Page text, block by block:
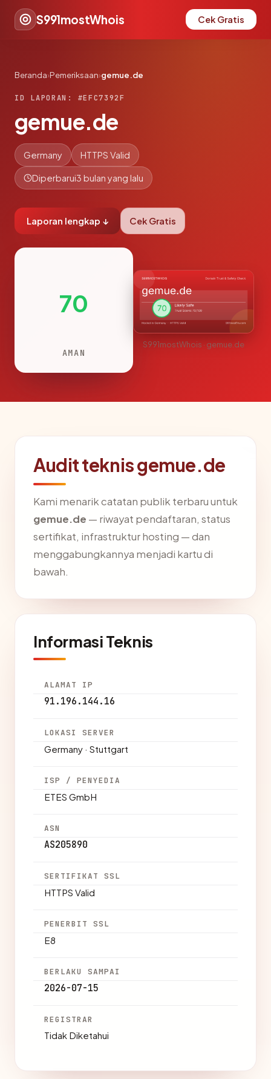
S991mostWhois Cek Gratis
Beranda›Pemeriksaan›gemue.de
ID LAPORAN: #EFC7392F
gemue.de
Germany HTTPS Valid
Diperbarui3 bulan yang lalu
Laporan lengkap ↓ Cek Gratis
70
AMAN
S991mostWhois · gemue.de
Audit teknis gemue.de
Kami menarik catatan publik terbaru untuk
gemue.de — riwayat pendaftaran, status
sertifikat, infrastruktur hosting — dan
menggabungkannya menjadi kartu di
bawah.
Informasi Teknis
ALAMAT IP
91.196.144.16
LOKASI SERVER
Germany · Stuttgart
ISP / PENYEDIA
ETES GmbH
ASN
AS205890
SERTIFIKAT SSL
HTTPS Valid
PENERBIT SSL
E8
BERLAKU SAMPAI
2026-07-15
REGISTRAR
Tidak Diketahui